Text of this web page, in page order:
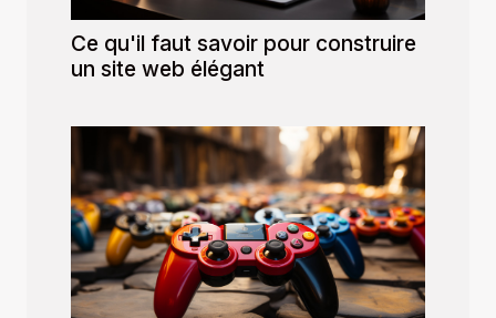
Ce qu'il faut savoir pour construire
un site web élégant